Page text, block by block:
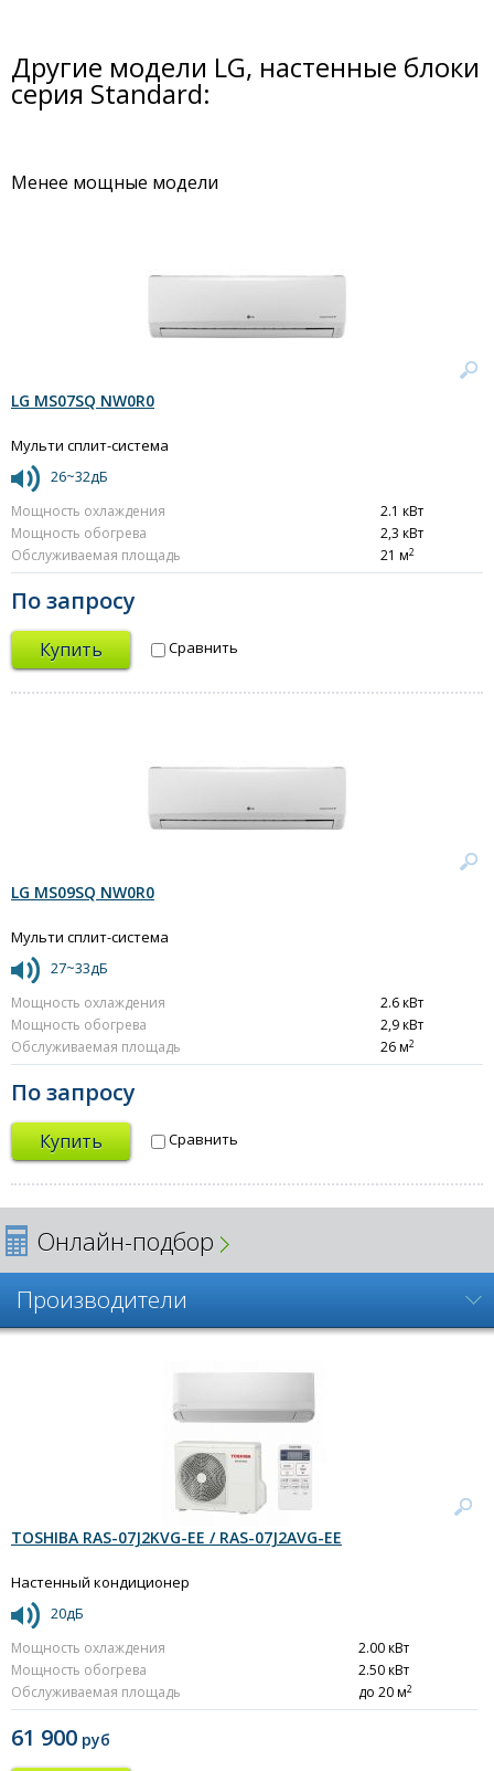
Другие модели LG, настенные блоки
серия Standard:
Менее мощные модели
LG MS07SQ NW0R0
Мульти сплит-система
26~32дБ
Мощность охлаждения
2.1 кВт
Мощность обогрева
2,3 кВт
Обслуживаемая площадь
21 м2
По запросу
Купить Сравнить
LG MS09SQ NW0R0
Мульти сплит-система
27~33дБ
Мощность охлаждения
2.6 кВт
Мощность обогрева
2,9 кВт
Обслуживаемая площадь
26 м2
По запросу
Купить Сравнить
Онлайн-подбор
Производители
TOSHIBA RAS-07J2KVG-EE / RAS-07J2AVG-EE
Настенный кондиционер
20дБ
Мощность охлаждения
2.00 кВт
Мощность обогрева
2.50 кВт
Обслуживаемая площадь
до 20 м2
61 900 руб